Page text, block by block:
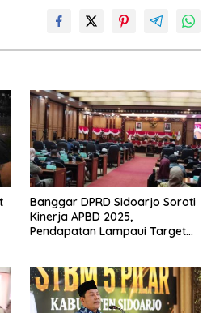
Banggar DPRD Sidoarjo Soroti
Kinerja APBD 2025,
Pendapatan Lampaui Target